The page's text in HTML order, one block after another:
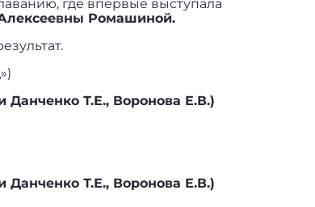
где впервые выступала
Ромашиной.
Т.Е., Воронова Е.В.)
Т.Е., Воронова Е.В.)